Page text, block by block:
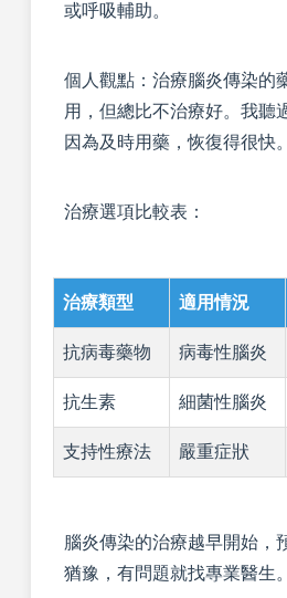
或呼吸輔助。
個人觀點：治療腦炎傳染的
用，但總比不治療好。我聽
因為及時用藥，恢復得很快。
治療選項比較表：
治療類型 適用情況
抗病毒藥物 病毒性腦炎
抗生素 細菌性腦炎
支持性療法 嚴重症狀
腦炎傳染的治療越早開始，
猶豫，有問題就找專業醫生。